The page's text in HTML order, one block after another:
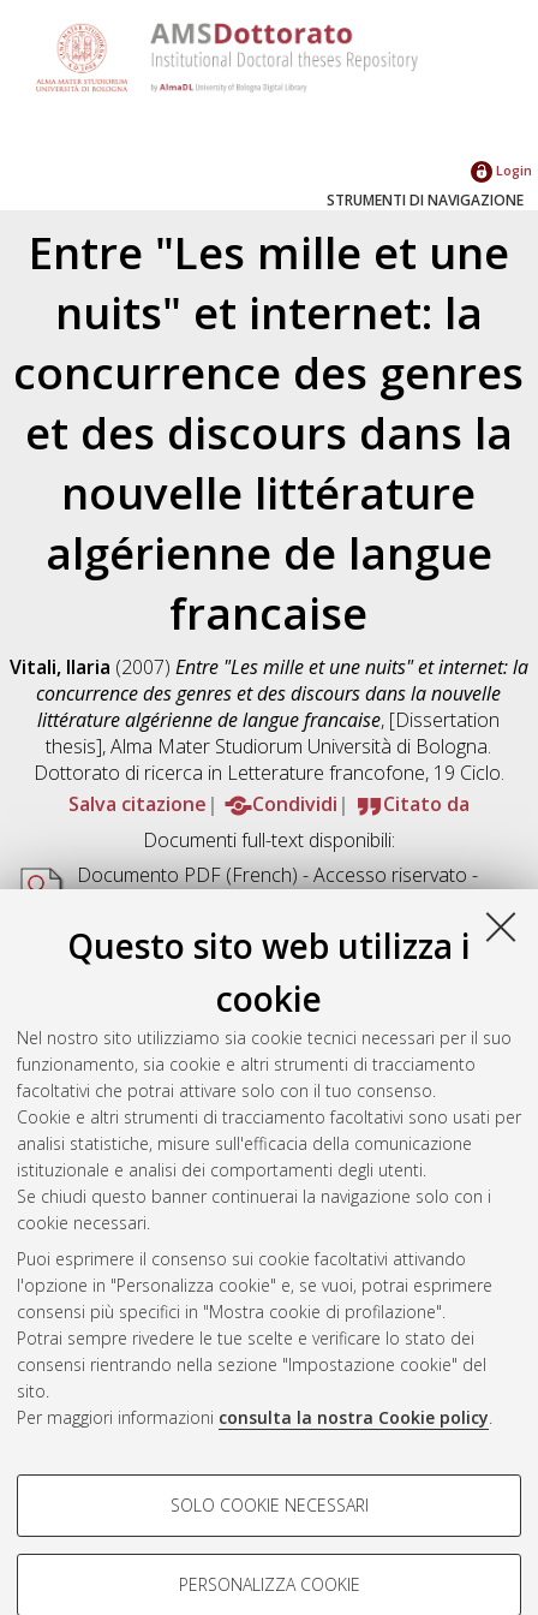
Questo sito web utilizza i
cookie
Nel nostro sito utilizziamo sia cookie tecnici necessari per il suo
funzionamento, sia cookie e altri strumenti di tracciamento
facoltativi che potrai attivare solo con il tuo consenso.
Cookie e altri strumenti di tracciamento facoltativi sono usati per
analisi statistiche, misure sull'efficacia della comunicazione
istituzionale e analisi dei comportamenti degli utenti.
Se chiudi questo banner continuerai la navigazione solo con i
cookie necessari.
Puoi esprimere il consenso sui cookie facoltativi attivando
l'opzione in "Personalizza cookie" e, se vuoi, potrai esprimere
consensi più specifici in "Mostra cookie di profilazione".
Potrai sempre rivedere le tue scelte e verificare lo stato dei
consensi rientrando nella sezione "Impostazione cookie" del
sito.
Per maggiori informazioni consulta la nostra Cookie policy.
COOKIE DI PROFILAZIONE -
Si tratta di cookie utilizzati per analizzare le caratteristiche della
navigazione degli utenti, creare profili in base al loro comportamento
SOLO COOKIE NECESSARI
PERSONALIZZA COOKIE
Login
STRUMENTI DI NAVIGAZIONE
Entre "Les mille et une
nuits" et internet: la
concurrence des genres
et des discours dans la
nouvelle littérature
algérienne de langue
francaise
Vitali, Ilaria (2007) Entre "Les mille et une nuits" et internet: la
concurrence des genres et des discours dans la nouvelle
littérature algérienne de langue francaise, [Dissertation
thesis], Alma Mater Studiorum Università di Bologna.
Dottorato di ricerca in Letterature francofone, 19 Ciclo.
Salva citazione
Condividi
Citato da
Documenti full-text disponibili:
Documento PDF(French) - Accesso riservato -
Acrobat Reader
Download (2MB)
Abstract
Altri metadati
Gestione del documento:
Atom
Rss 1.0
Rss 2.0
ISSN: 2038-7946
Impostazioni Cookie
Informativa sulla privacy
Condizioni d’uso del sito